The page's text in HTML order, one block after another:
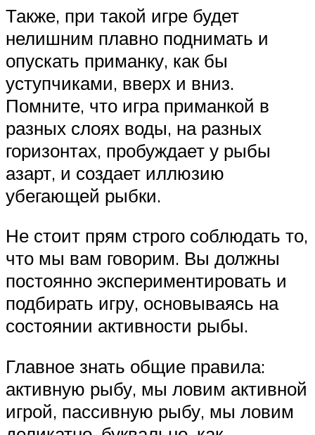
Также, при такой игре будет
нелишним плавно поднимать и
опускать приманку, как бы
уступчиками, вверх и вниз.
Помните, что игра приманкой в
разных слоях воды, на разных
горизонтах, пробуждает у рыбы
азарт, и создает иллюзию
убегающей рыбки.
Не стоит прям строго соблюдать то,
что мы вам говорим. Вы должны
постоянно экспериментировать и
подбирать игру, основываясь на
состоянии активности рыбы.
Главное знать общие правила:
активную рыбу, мы ловим активной
игрой, пассивную рыбу, мы ловим